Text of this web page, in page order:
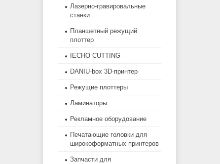
Лазерно-гравировальные
станки
Планшетный режущий
плоттер
IECHO CUTTING
DANIU-box 3D-принтер
Режущие плоттеры
Ламинаторы
Рекламное оборудование
Печатающие головки для
широкоформатных принтеров
Запчасти для